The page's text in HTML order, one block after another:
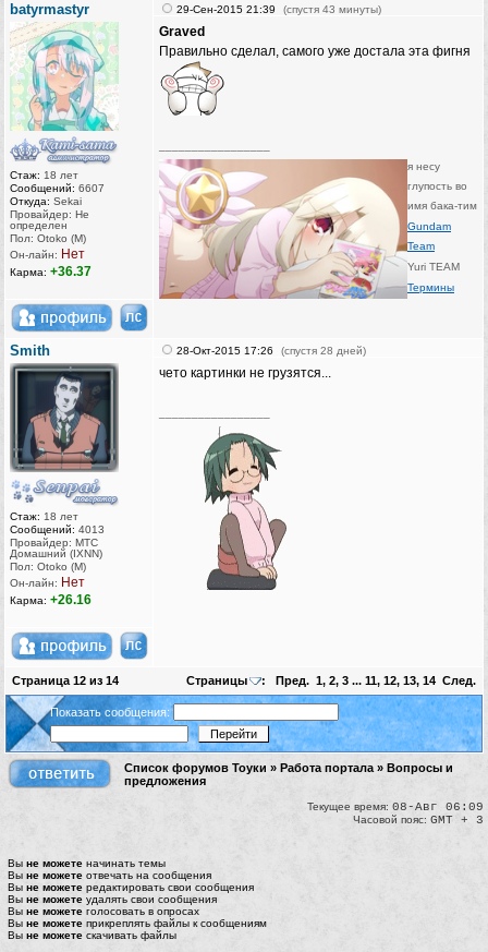
batyrmastyr
Стаж: 18 лет
Сообщений: 6607
Откуда: Sekai
Провайдер: Не
определен
Пол: Otoko (M)
Он-лайн: Нет
Карма: +36.37
29-Сен-2015 21:39 (спустя 43 минуты)
Graved
Правильно сделал, самого уже достала эта фигня
я несу
глупость во
имя бака-тим
Gundam
Team
Yuri TEAM
Термины
Smith
Стаж: 18 лет
Сообщений: 4013
Провайдер: МТС
Домашний (IXNN)
Пол: Otoko (M)
Он-лайн: Нет
Карма: +26.16
28-Окт-2015 17:26 (спустя 28 дней)
чето картинки не грузятся...
Страница 12 из 14 Страницы : Пред. 1, 2, 3 ... 11, 12, 13, 14 След.
Показать сообщения:
Список форумов Тоуки » Работа портала » Вопросы и
предложения
Текущее время: 08-Авг 06:09
Часовой пояс: GMT + 3
Вы не можете начинать темы
Вы не можете отвечать на сообщения
Вы не можете редактировать свои сообщения
Вы не можете удалять свои сообщения
Вы не можете голосовать в опросах
Вы не можете прикреплять файлы к сообщениям
Вы не можете скачивать файлы